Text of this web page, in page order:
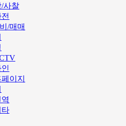
/사찰
/매매
이지
타